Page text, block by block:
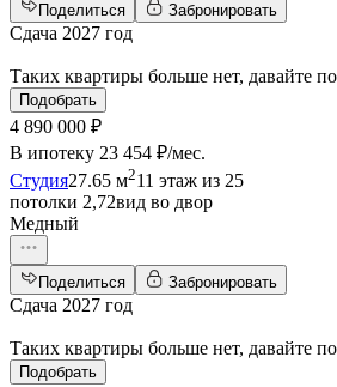
Поделиться Забронировать
Сдача 2027 год
Таких квартиры больше нет, давайте
Подобрать
4 890 000 ₽
В ипотеку 23 454 ₽/мес.
Студия27.65 м211 этаж из 25
потолки 2,72вид во двор
Медный
Поделиться Забронировать
Сдача 2027 год
Таких квартиры больше нет, давайте
Подобрать